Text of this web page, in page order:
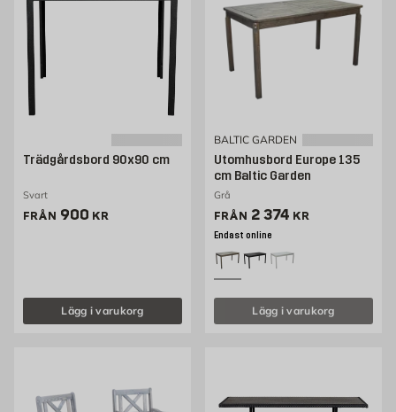
Trädgårdsbord 90x90 cm
Svart
FRÅN Pris 900 kr
900 KR
Lägg i varukorg
BALTIC GARDEN
Utomhusbord Europe 135
cm Baltic Garden
Grå
FRÅN Pris 2354 kr
2 374 KR
Endast online
Lägg i varukorg